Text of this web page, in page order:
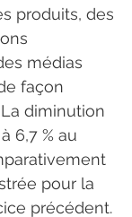
produits, des
médias
façon
La diminution
6,7 % au
pour la
précédent.